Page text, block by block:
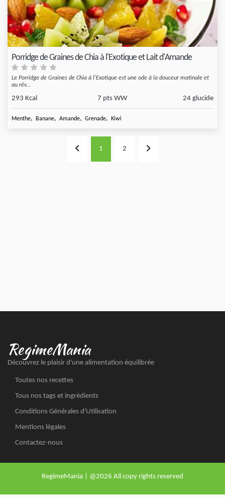
Porridge de Graines de Chia à l'Exotique et Lait d'Amande
Le Porridge de Graines de Chia à l'Exotique est une ode à la douceur matinale et
au rév...
293 Kcal 7 pts WW 24 glucide
Menthe, Banane, Amande, Grenade, Kiwi
1 2
RegimeMania
Découvrez le plaisir d'une alimentation équilibrée
Toutes nos recettes
Tous nos tags et ingrédients
Conditions Générales d'Utilisation
Mentions légales
Contactez-nous
RegimeMania | @2026 All copy rights reserved